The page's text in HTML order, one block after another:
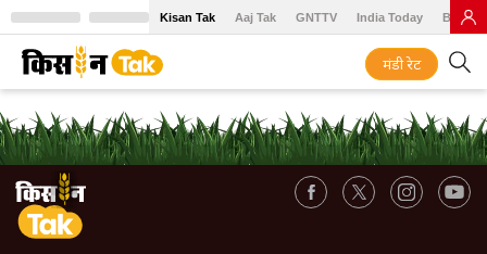
Kisan Tak Aaj Tak GNTTV India Today BT
मंडी रेट